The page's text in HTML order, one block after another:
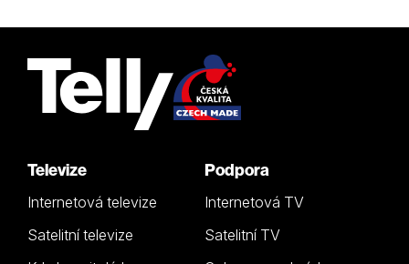
Televize
Internetová televize
Satelitní televize
Podpora
Internetová TV
Satelitní TV